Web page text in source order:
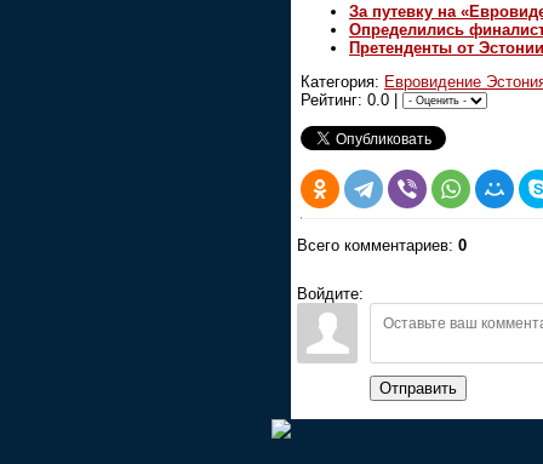
За путевку на
Определились
Претенденты от
Категория: Евровидение
Рейтинг: 0.0 |
Всего комментариев: 0
Войдите:
Отправить